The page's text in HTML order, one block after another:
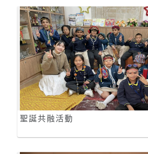
聖誕共融活動